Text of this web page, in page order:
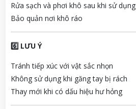
Rửa sạch và phơi khô sau khi sử dụng
Bảo quản nơi khô ráo
6️⃣ LƯU Ý
Tránh tiếp xúc với vật sắc nhọn
Không sử dụng khi găng tay bị rách
Thay mới khi có dấu hiệu hư hỏng